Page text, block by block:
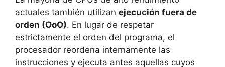
actuales también utilizan ejecución fuera de
orden (OoO). En lugar de respetar
estrictamente el orden del programa, el
procesador reordena internamente las
instrucciones y ejecuta antes aquellas cuyos